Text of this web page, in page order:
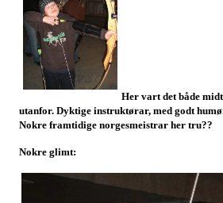
Her vart det både
utanfor. Dyktige instruktørar, med godt
Nokre framtidige norgesmeistrar her tru??
Nokre glimt: